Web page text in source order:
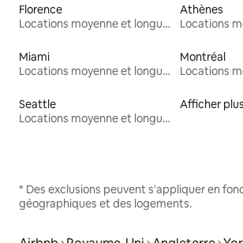
Florence
Locations moyenne et longue durée
Athènes
Miami
Locations moyenne et longue durée
Montréal
Seattle
Locations moyenne et longue durée
Afficher plus
* Des exclusions peuvent s'appliquer en
géographiques et des logements.